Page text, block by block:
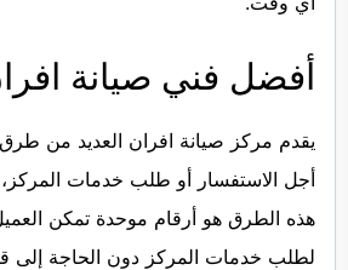
أفضل فني صيانة
يقدم مركز صيانة افران العديد من
أجل الاستفسار أو طلب خدمات
هذه الطرق هو أرقام موحدة تمكن
لطلب خدمات المركز دون الحاجة إلى